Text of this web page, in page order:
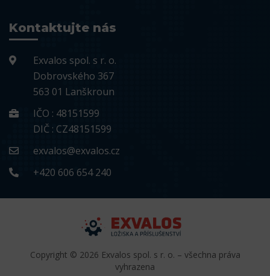
Kontaktujte nás
Exvalos spol. s r. o.
Dobrovského 367
563 01 Lanškroun
IČO : 48151599
DIČ : CZ48151599
exvalos@exvalos.cz
+420 606 654 240
Copyright © 2026 Exvalos spol. s r. o. – všechna práva
vyhrazena